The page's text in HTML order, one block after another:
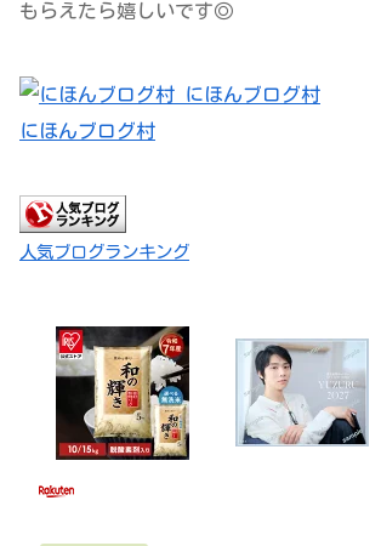
もらえたら嬉しいです◎
にほんブログ村
人気ブログランキング